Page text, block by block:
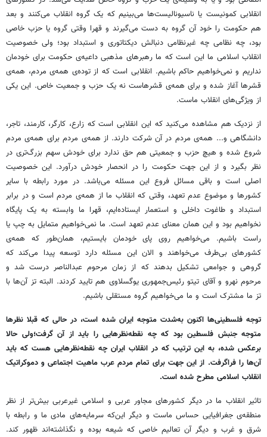
انقلابی کمونیست یا ناسیونالیست‌ها می‌بینیم که یک گروه انقلاب می‌کنند و بعد
هم حکومت را خود آن گروه به دست می‌گیرند و قهرا وقتی گروه یا حزب خاصی
بود، چه نظامی چه غیرنظامی دنبالش دیکتاتوری و استبداد بود؛ ولی خصوصیت
انقلاب اسلامی ما این است که ما رهبرهای مذهبی داعیه‌ی حکومت برای خودمان
نداریم و نمی‌خواهیم حاکم باشیم. انقلابی است که از توده‌ی همه‌ی مردم، همه‌ی
قشرها آغاز شده و برای همه‌ی قشرهاست نه یک حزب و جمعیت خاص. این یکی
از ویژگی‌های انقلاب ماست.
از نزدیک هم مشاهده می‌کنید که این انقلابی است که زارع، کارگر، کارمند، تاجر،
دانشگاهی و... همه‌ی مردم در آن شرکت دارند. از همه‌ی مردم برای همه‌ی مردم
شروع شده و هیچ حزب و جمعیتی هم حق ندارد برای خودش سهم بزرگ‌تری در
نظر بگیرد و از این جهت حکومت را در انحصار خودش درآورد. این خصوصیت
اصلی است و باقی مسائل فروع این مسئله می‌باشد. در مورد رابطه با سایر
کشورها و موضوع عدم تعهد،‌ وقتی که انقلاب ما از همه‌ی مردم است و در برابر
استبداد و طاغوت داخلی و استعمار ایستاده‌ایم،‌ قهرا ما وابسته به یک پایگاه
نخواهیم بود و این همان معنای عدم تعهد است. ما نمی‌خواهیم متمایل به چپ یا
راست باشیم. می‌خواهیم روی پای خودمان بایستیم، همان‌طور که همه‌ی
کشورهای بی‌طرف می‌خواهند و الان این مسئله دارد توسعه پیدا می‌کند که
گروهی و جوامعی تشکیل بدهند که از زمان مرحوم عبدالناصر درست شد و
مرحوم نهرو و آقای تیتو رئیس‌جمهوری یوگسلاوی هم تایید کردند. البته تز آن‌ها با
تز ما مشترک است و ما می‌خواهیم گروه مستقلی باشیم.
توجه فلسطینی‌ها اکنون به‌شدت متوجه ایران شده است، در حالی که قبلا نظرها
متوجه جنبش فلسطین بود که چه نقطه‌نظرهایی را باید از آن گرفت؛‌ولی حالا
برعکس شده، به این ترتیب که در انقلاب ایران چه نقطه‌نظرهایی هست که باید
آن‌ها را فراگرفت. از این جهت برای تمام مردم عرب ماهیت اجتماعی و دموکراتیک
انقلاب اسلامی مطرح شده است.
تاثیر انقلاب ما در دیگر کشورهای مجاور عربی و اسلامی غیرعربی بیش‌تر از نظر
منطقه‌ی جغرافیایی حساس ماست و دیگر این‌که سرمایه‌های مادی ما و رابطه با
شرق و غرب و دیگر آن تعالیم خاصی که شیعه بوده و نگذاشته‌اند ظهور کند.